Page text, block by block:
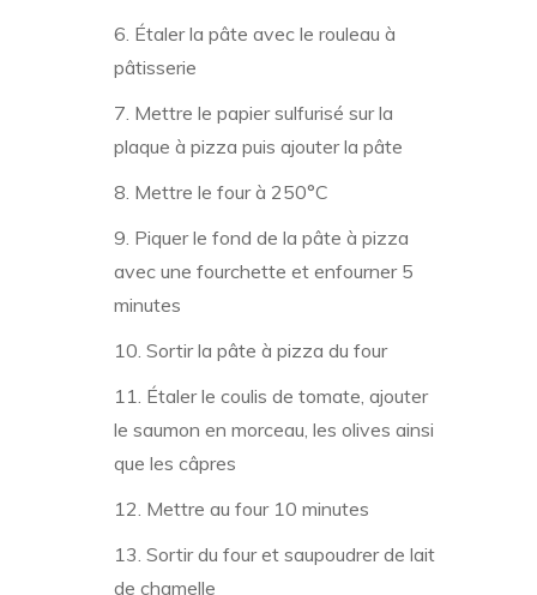
Étaler la pâte avec le rouleau à
pâtisserie
Mettre le papier sulfurisé sur la
plaque à pizza puis ajouter la pâte
Mettre le four à 250°C
Piquer le fond de la pâte à pizza
avec une fourchette et enfourner 5
minutes
Sortir la pâte à pizza du four
Étaler le coulis de tomate, ajouter
le saumon en morceau, les olives ainsi
que les câpres
Mettre au four 10 minutes
Sortir du four et saupoudrer de lait
de chamelle